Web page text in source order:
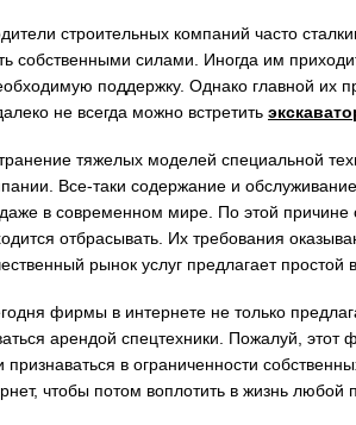
строительных компаний часто
собственными силами. Иногда им
поддержку. Однако главной их
не всегда можно встретить
тяжелых моделей специальной
Все-таки содержание и
в современном мире. По этой
отбрасывать. Их требования
рынок услуг предлагает простой
фирмы в интернете не только
арендой спецтехники. Пожалуй, этот
признаваться в ограниченности
чтобы потом воплотить в жизнь любой